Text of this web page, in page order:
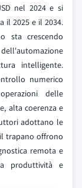
nel 2024 e si
il 2025 e il 2034.
sta crescendo
intelligente.
numerico
delle
alta coerenza e
adottano le
trapano offrono
remota e
produttività e